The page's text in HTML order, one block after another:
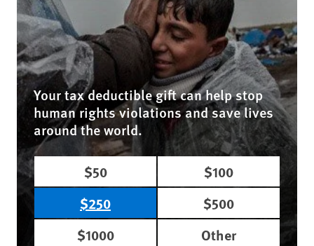
Your tax deductible gift can help stop
human rights violations and save lives
around the world.
$50
$100
$250
$500
$1000
Other